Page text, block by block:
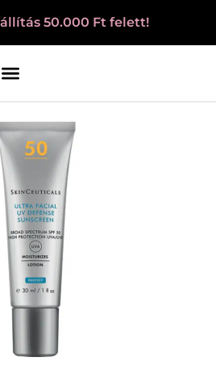
50.000 Ft felett!